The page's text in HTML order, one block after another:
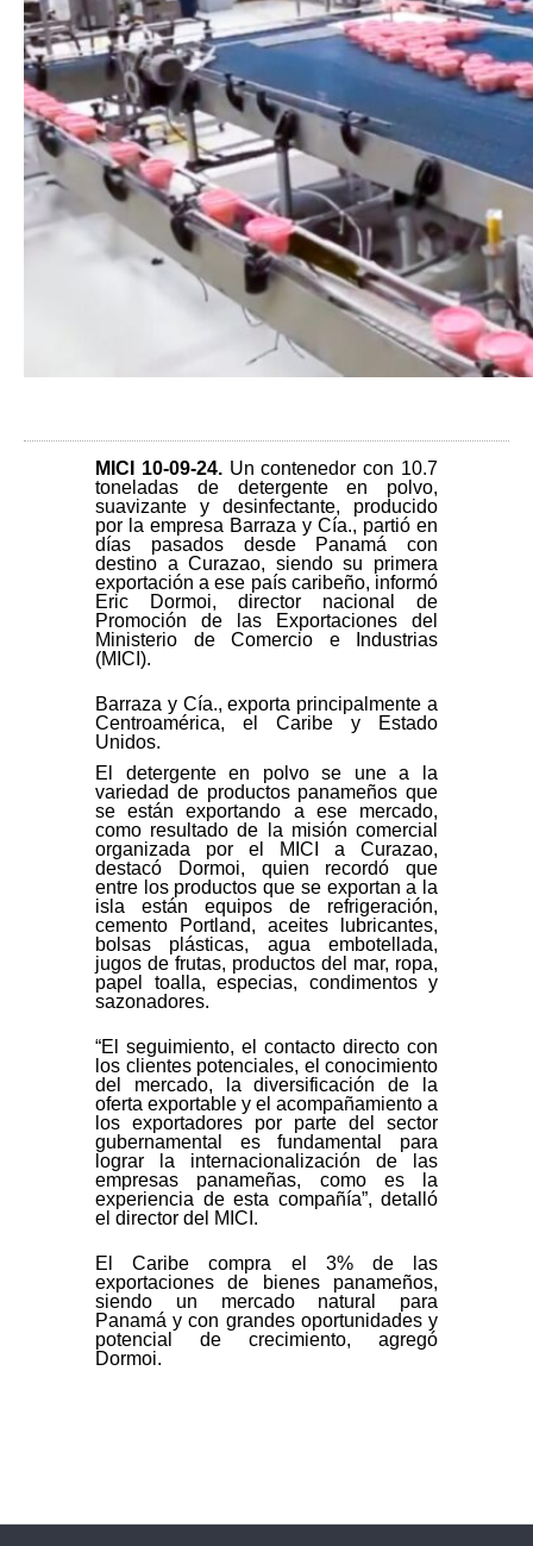
MICI 10-09-24. Un contenedor con 10.7
toneladas de detergente en polvo,
suavizante y desinfectante, producido
por la empresa Barraza y Cía., partió en
días pasados desde Panamá con
destino a Curazao, siendo su primera
exportación a ese país caribeño, informó
Eric Dormoi, director nacional de
Promoción de las Exportaciones del
Ministerio de Comercio e Industrias
(MICI).
Barraza y Cía., exporta principalmente a
Centroamérica, el Caribe y Estado
Unidos.
El detergente en polvo se une a la
variedad de productos panameños que
se están exportando a ese mercado,
como resultado de la misión comercial
organizada por el MICI a Curazao,
destacó Dormoi, quien recordó que
entre los productos que se exportan a la
isla están equipos de refrigeración,
cemento Portland, aceites lubricantes,
bolsas plásticas, agua embotellada,
jugos de frutas, productos del mar, ropa,
papel toalla, especias, condimentos y
sazonadores.
“El seguimiento, el contacto directo con
los clientes potenciales, el conocimiento
del mercado, la diversificación de la
oferta exportable y el acompañamiento a
los exportadores por parte del sector
gubernamental es fundamental para
lograr la internacionalización de las
empresas panameñas, como es la
experiencia de esta compañía”, detalló
el director del MICI.
El Caribe compra el 3% de las
exportaciones de bienes panameños,
siendo un mercado natural para
Panamá y con grandes oportunidades y
potencial de crecimiento, agregó
Dormoi.